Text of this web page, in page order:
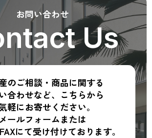
お問い合わせ
Us
のご相談・商品に関する
合わせなど、こちらから
軽にお寄せください。
メールフォームまたは
にて受け付けております。